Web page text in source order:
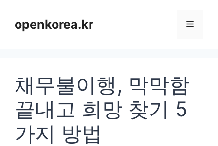
openkorea.kr 메
채무불이행, 막막함
끝내고 희망 찾기 5
가지 방법